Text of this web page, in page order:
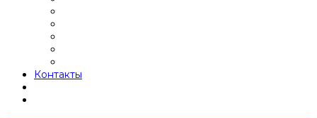
Контакты